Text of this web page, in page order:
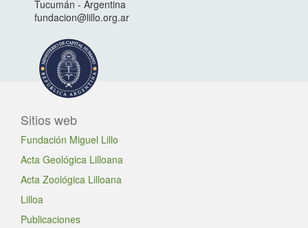
Tucumán - Argentina
fundacion@lillo.org.ar
Sitios web
Fundación Miguel Lillo
Acta Geológica Lilloana
Acta Zoológica Lilloana
Lilloa
Publicaciones